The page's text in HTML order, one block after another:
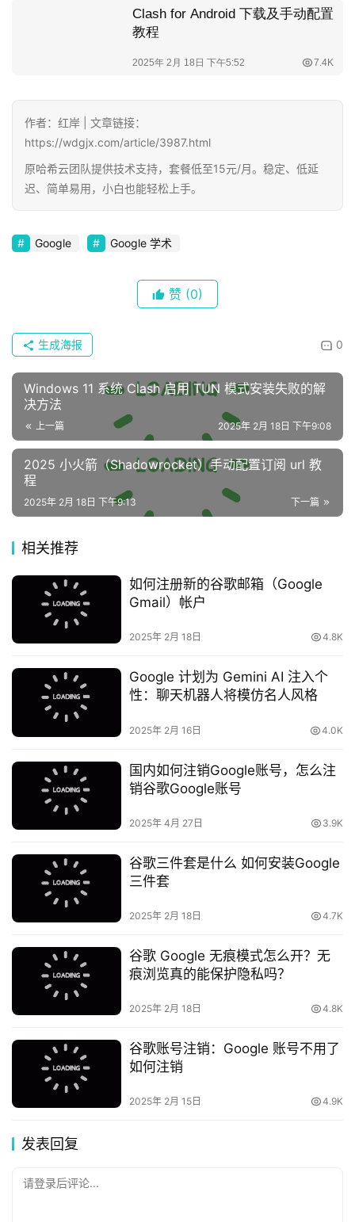
作者：红岸 | 文章链接：
https://wdgjx.com/article/3987.html
原哈希云团队提供技术支持，套餐低至15元/月。稳定、低延
迟、简单易用，小白也能轻松上手。
Google Google 学术
赞 (0)
0
生成海报
Windows 11 系统 Clash 启用 TUN 模式安装失败的解
决方法
上一篇 2025年 2月 18日 下午9:08
2025 小火箭（Shadowrocket）手动配置订阅 url 教
程
下一篇
2025年 2月 18日 下午9:13
相关推荐
如何注册新的谷歌邮箱（Google
Gmail）帐户
2025年 2月 18日 4.8K
Google 计划为 Gemini AI 注入个
性：聊天机器人将模仿名人风格
2025年 2月 16日 4.0K
国内如何注销Google账号，怎么注
销谷歌Google账号
2025年 4月 27日 3.9K
谷歌三件套是什么 如何安装Google
三件套
2025年 2月 18日 4.7K
谷歌 Google 无痕模式怎么开？无
痕浏览真的能保护隐私吗？
2025年 2月 18日 4.8K
谷歌账号注销：Google 账号不用了
如何注销
2025年 2月 15日 4.9K
发表回复
请登录后评论...